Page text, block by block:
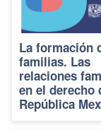
La formación
familias. Las
relaciones
en el derecho
República